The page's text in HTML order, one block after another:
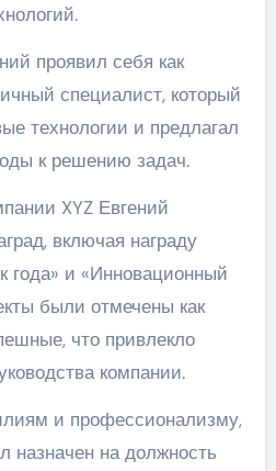
проявил себя как
специалист, который
технологии и предлагал
к решению задач.
XYZ Евгений
включая награду
года» и «Инновационный
были отмечены как
что привлекло
компании.
и профессионализму,
назначен на должность